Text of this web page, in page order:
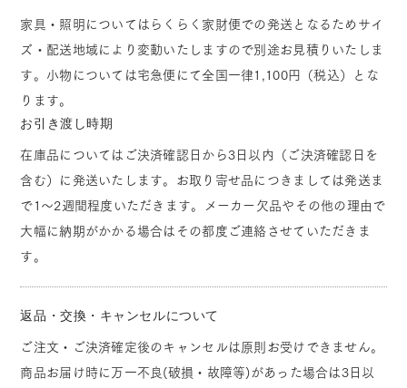
家具・照明についてはらくらく家財便での発送となるためサイ
ズ・配送地域により変動いたしますので別途お見積りいたしま
す。小物については宅急便にて全国一律1,100円（税込）とな
ります。
お引き渡し時期
在庫品についてはご決済確認日から3日以内（ご決済確認日を
含む）に発送いたします。お取り寄せ品につきましては発送ま
で1～2週間程度いただきます。メーカー欠品やその他の理由で
大幅に納期がかかる場合はその都度ご連絡させていただきま
す。
返品・交換・キャンセルについて
ご注文・ご決済確定後のキャンセルは原則お受けできません。
商品お届け時に万一不良(破損・故障等)があった場合は3日以